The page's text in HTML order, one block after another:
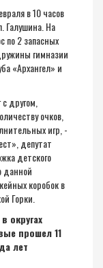
в 10 часов
Галушина. На
по 2 запасных
гимназии
«Архангел» и
другом,
очков,
игр, -
депутат
детского
данной
коробок в
Горки.
округах
прошел 11
лет